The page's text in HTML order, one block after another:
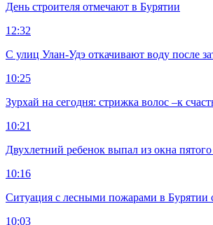
День строителя отмечают в Бурятии
12:32
С улиц Улан-Удэ откачивают воду после
10:25
Зурхай на сегодня: стрижка волос –к
10:21
Двухлетний ребенок выпал из окна
10:16
Ситуация с лесными пожарами в Бурятии
10:03